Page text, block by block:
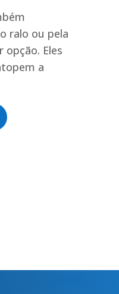
ralo ou pela
opção. Eles
a